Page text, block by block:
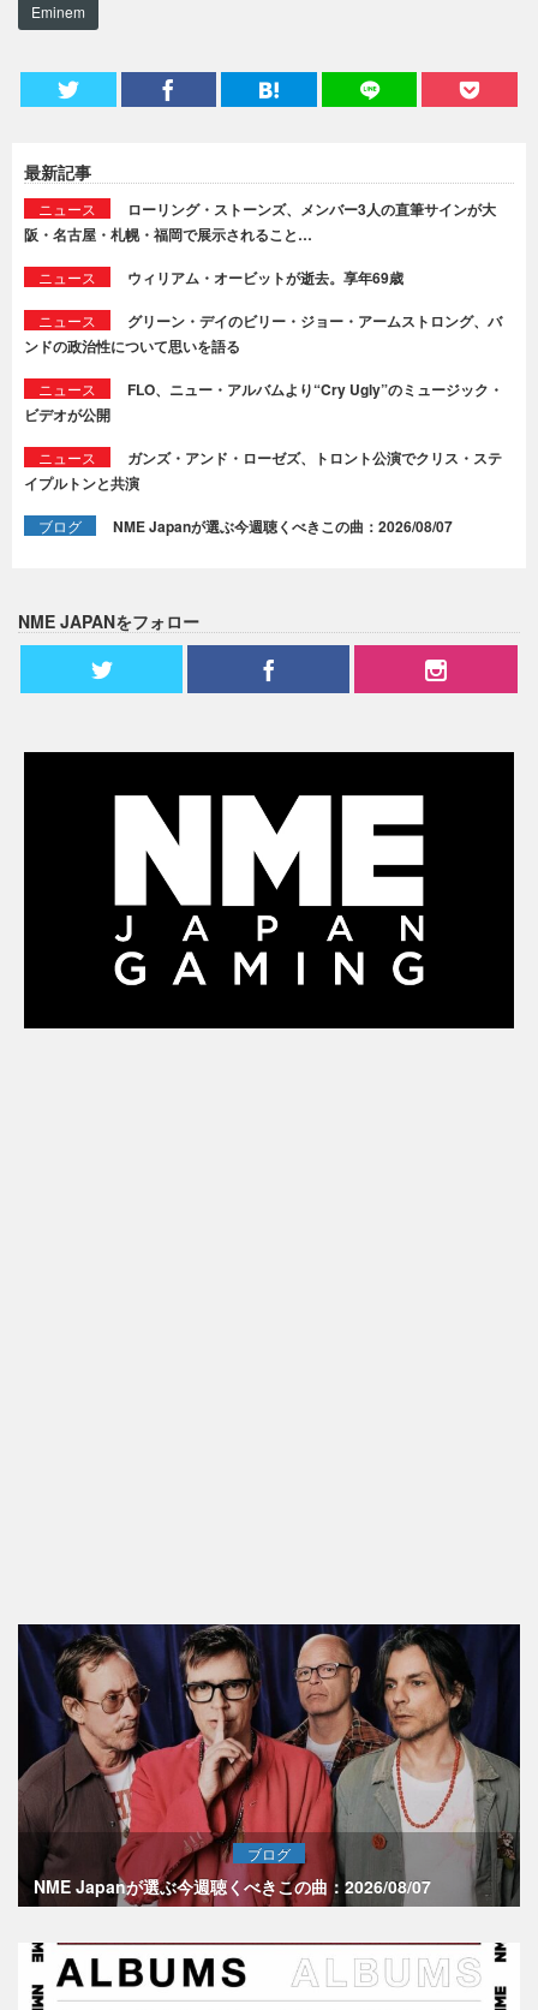
Eminem
最新記事
ニュース
ローリング・ストーンズ、メンバー3人の直筆サインが大
阪・名古屋・札幌・福岡で展示されること…
ニュース ウィリアム・オービットが逝去。享年69歳
ニュース
グリーン・デイのビリー・ジョー・アームストロング、バ
ンドの政治性について思いを語る
ニュース
FLO、ニュー・アルバムより“Cry Ugly”のミュージック・
ビデオが公開
ニュース
ガンズ・アンド・ローゼズ、トロント公演でクリス・ステ
イプルトンと共演
ブログ NME Japanが選ぶ今週聴くべきこの曲：2026/08/07
NME JAPANをフォロー
ブログ
NME Japanが選ぶ今週聴くべきこの曲：2026/08/07